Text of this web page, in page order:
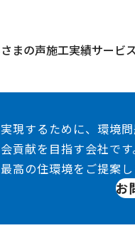
まの声施工実績サービ
現するために、環境
貢献を目指す会社で
高の住環境をご提案し
お